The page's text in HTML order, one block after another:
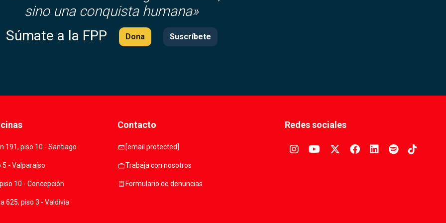
sino una conquista humana»
Súmate a la FPP
Dona Suscríbete
191, piso 10 - Santiago
5 - Valparaíso
10 - Concepción
625, piso 3 - Valdivia
Contacto
mail [email protected]
workTrabaja con nosotros
assignment Formulario de denuncias
Redes sociales